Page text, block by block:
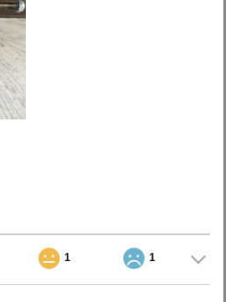
1 1